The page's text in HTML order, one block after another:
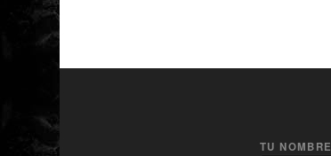
TU NOMBRE